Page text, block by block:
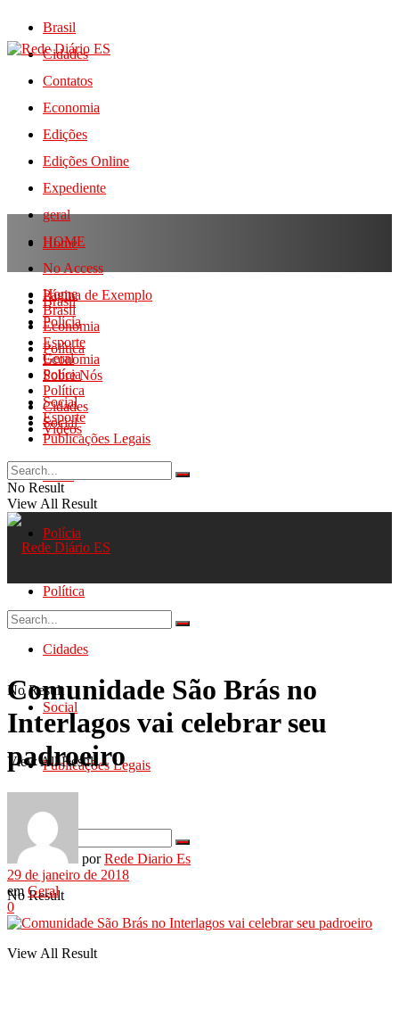
Brasil
Cidades
Contatos
Economia
Edições
Edições Online
Expediente
geral
HOME
No Access
Página de Exemplo
Polícia
Política
Sobre Nós
Social
Videos
Home
Brasil
Economia
Esporte
Geral
Polícia
Política
Cidades
Social
Publicações Legais
No Result
View All Result
Home
Brasil
Economia
Esporte
Geral
Polícia
Política
Cidades
Social
Publicações Legais
No Result
View All Result
No Result
View All Result
Comunidade São Brás no
Interlagos vai celebrar seu
padroeiro
por Rede Diario Es
29 de janeiro de 2018
em Geral
0